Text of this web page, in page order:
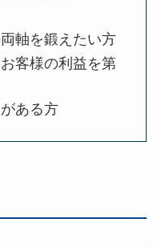
軸を鍛えたい方
客様の利益を第
ある方